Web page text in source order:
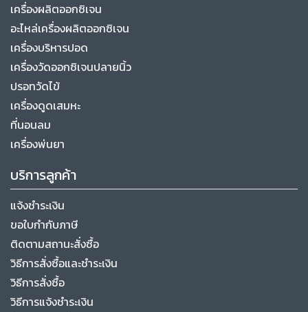
เครื่องผลิตออกซิเจน
อะไหล่เครื่องผลิตออกซิเจน
เครื่องบริหารปอด
เครื่องวัดออกซิเจนปลายนิ้ว
ปรอทวัดไข้
เครื่องดูดเสมหะ
ที่นอนลม
เครื่องพ่นยา
บริการลูกค้า
แจ้งชำระเงิน
ขอใบกำกับภาษี
ติดตามสถานะสั่งซื้อ
วิธีการสั่งซื้อและชำระเงิน
วิธีการสั่งซื้อ
วิธีการแจ้งชำระเงิน